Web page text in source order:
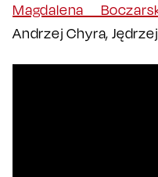
Magdalena
Andrzej Chyra,